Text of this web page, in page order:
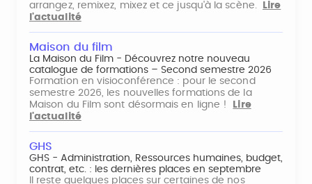
arrangez, remixez, mixez et ce jusqu'à la scène.
Lire
l'actualité
Maison du film
La Maison du Film - Découvrez notre nouveau
catalogue de formations – Second semestre 2026
Formation en visioconférence : pour le second
semestre 2026, les nouvelles formations de la
Maison du Film sont désormais en ligne !
Lire
l'actualité
GHS
GHS - Administration, Ressources humaines, budget,
contrat, etc. : les dernières places en septembre
Il reste quelques places sur certaines de nos